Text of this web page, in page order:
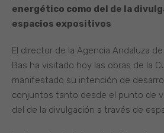
energético como del de la
espacios expositivos
El director de la Agencia Andaluza
Bas ha visitado hoy las obras de la
manifestado su intención de
conjuntos tanto desde el punto de
del de la divulgación a través de